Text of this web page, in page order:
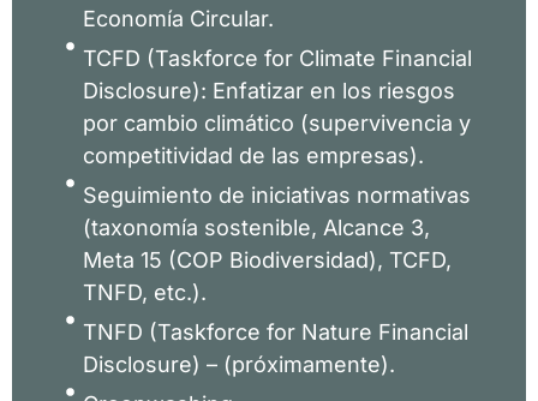
Economía Circular.
TCFD (Taskforce for Climate Financial
Disclosure): Enfatizar en los riesgos
por cambio climático (supervivencia y
competitividad de las empresas).
Seguimiento de iniciativas normativas
(taxonomía sostenible, Alcance 3,
Meta 15 (COP Biodiversidad), TCFD,
TNFD, etc.).
TNFD (Taskforce for Nature Financial
Disclosure) – (próximamente).